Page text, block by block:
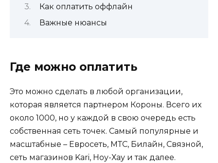
Как оплатить оффлайн
Важные нюансы
Где можно оплатить
Это можно сделать в любой организации,
которая является партнером Короны. Всего их
около 1000, но у каждой в свою очередь есть
собственная сеть точек. Самый популярные и
масштабные – Евросеть, МТС, Билайн, Связной,
сеть магазинов Kari, Ноу-Хау и так далее.